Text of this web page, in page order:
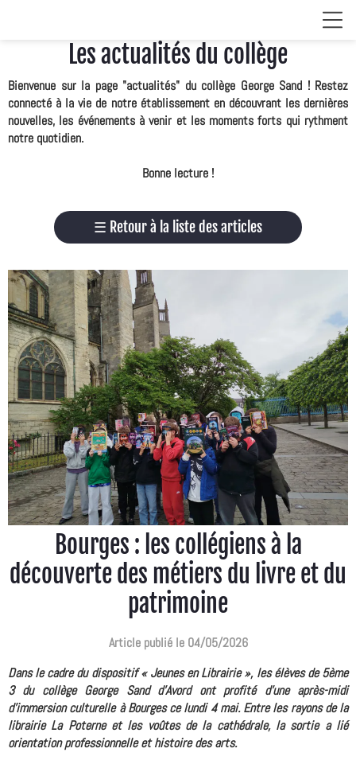
Les actualités du collège
Bienvenue sur la page "actualités" du collège George Sand ! Restez
connecté à la vie de notre établissement en découvrant les dernières
nouvelles, les événements à venir et les moments forts qui rythment
notre quotidien.
Bonne lecture !
☰ Retour à la liste des articles
Bourges : les collégiens à la
découverte des métiers du livre et du
patrimoine
Article publié le 04/05/2026
Dans le cadre du dispositif « Jeunes en Librairie », les élèves de 5ème
3 du collège George Sand d’Avord ont profité d'une après-midi
d'immersion culturelle à Bourges ce lundi 4 mai. Entre les rayons de la
librairie La Poterne et les voûtes de la cathédrale, la sortie a lié
orientation professionnelle et histoire des arts.